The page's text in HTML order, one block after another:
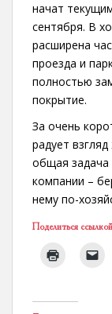
начат
сентября. В
расширена
проезда и
полностью
покрытие.
За очень
радует
общая задача
компании –
нему по-
Поделиться